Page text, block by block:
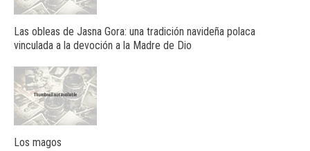
Las obleas de Jasna Gora: una tradición navideña polaca
vinculada a la devoción a la Madre de Dio
Los magos